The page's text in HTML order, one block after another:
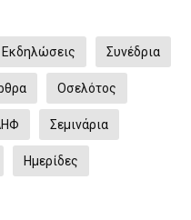
Eκδηλώσεις Συνέδρια
Οσελότος
Σεμινάρια
Ημερίδες